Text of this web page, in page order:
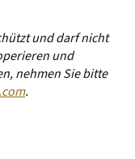
und darf nicht
und
nehmen Sie bitte
.